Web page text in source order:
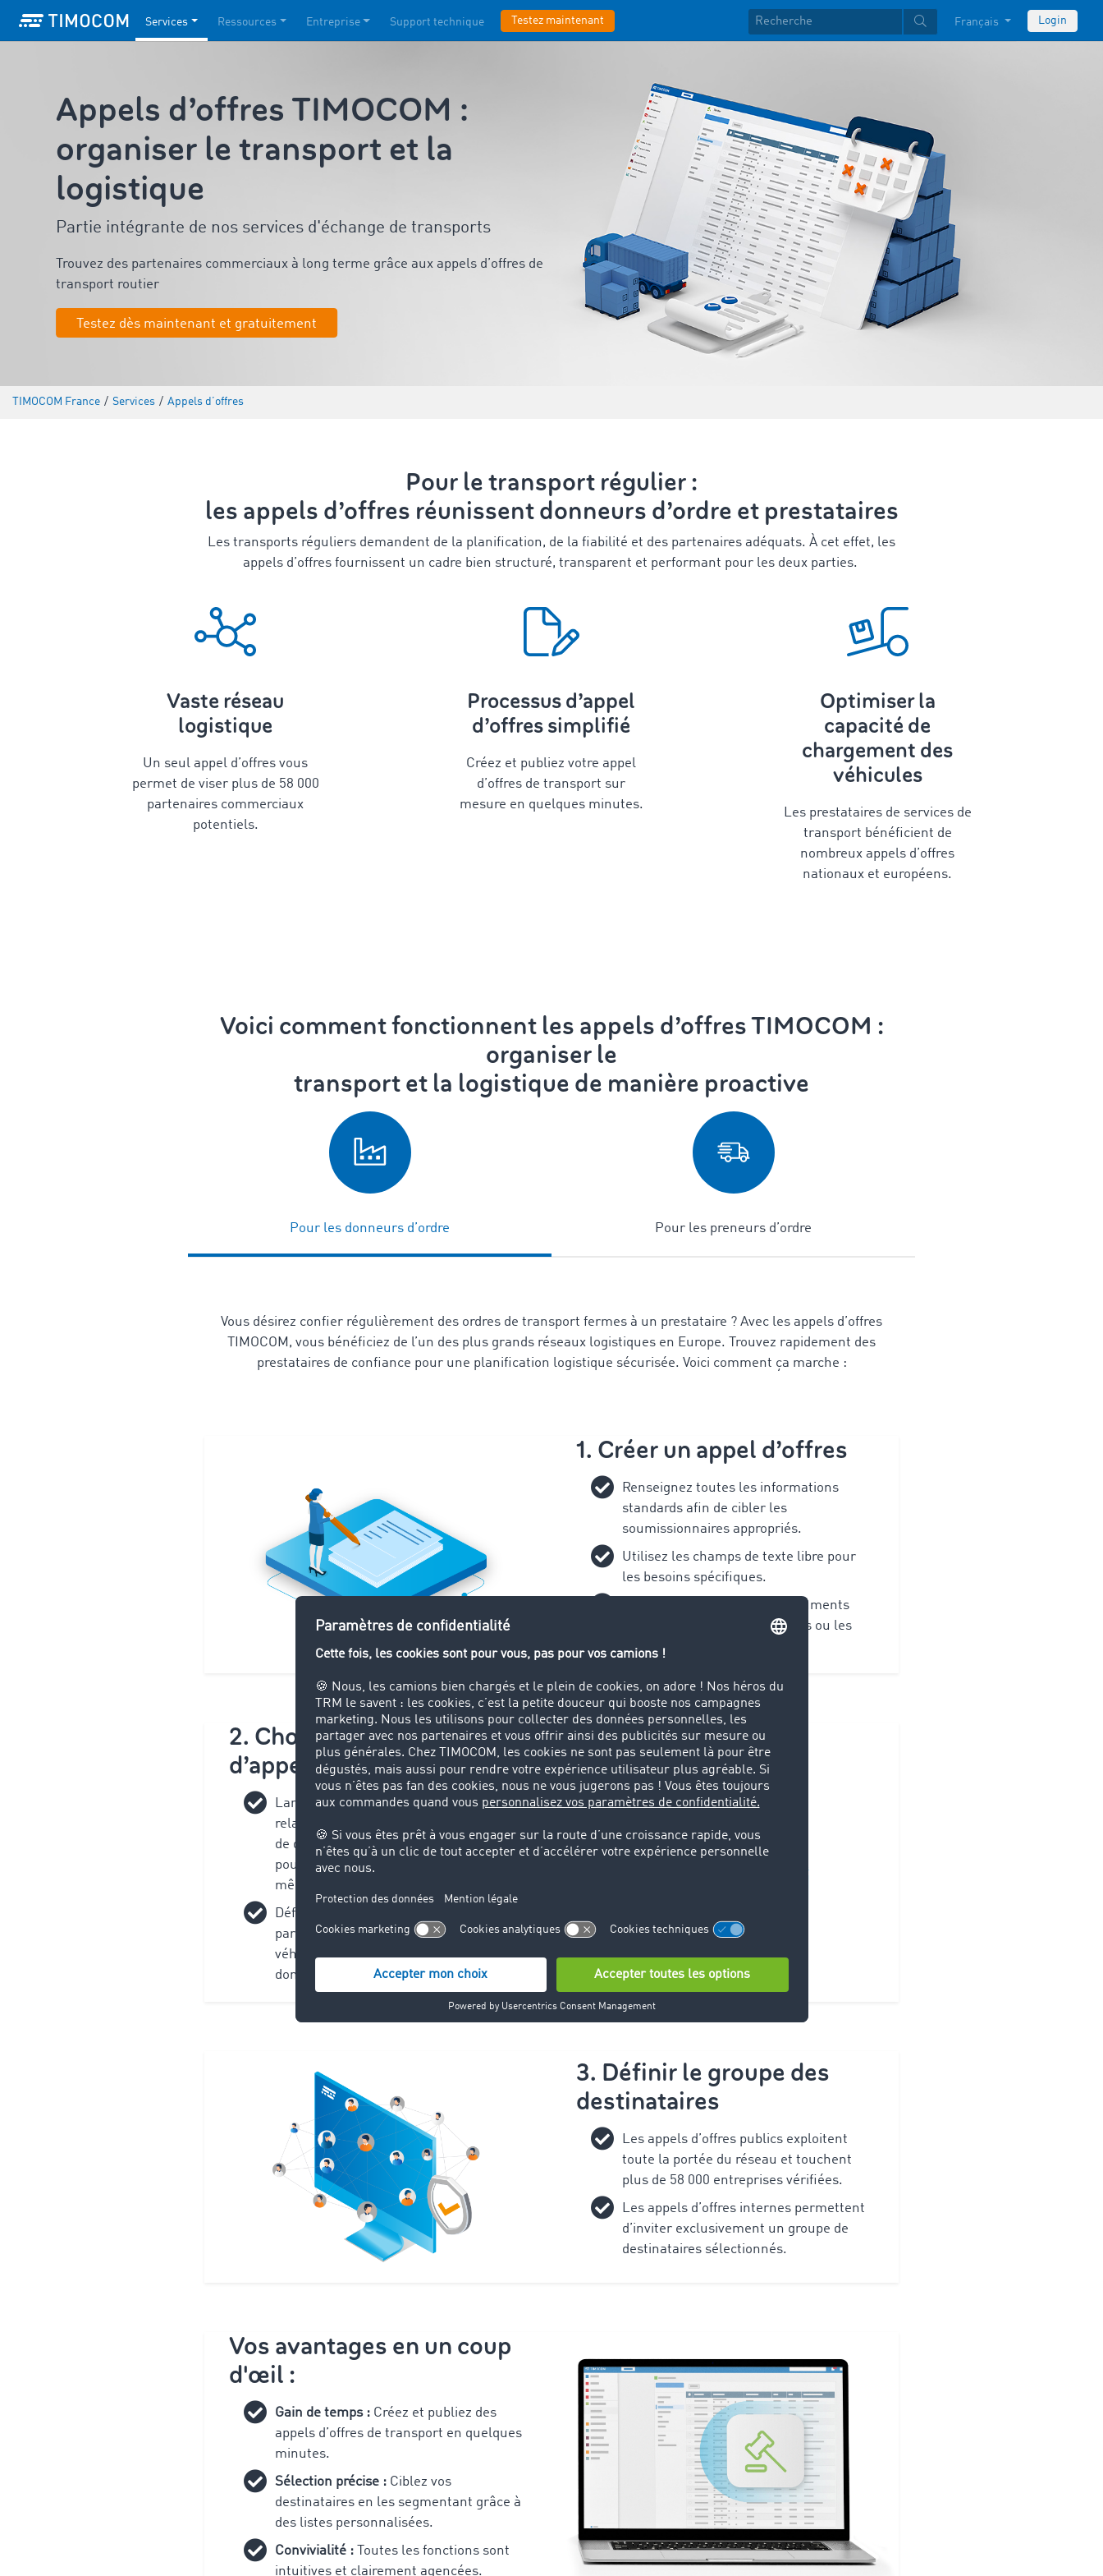
Services Ressources Entreprise Support technique Testez maintenant Français Login
Appels d’offres TIMOCOM :
organiser le transport et la
logistique
Partie intégrante de nos services d'échange de transports
Trouvez des partenaires commerciaux à long terme grâce aux appels d’offres de
transport routier
Testez dès maintenant et gratuitement
TIMOCOM France / Services / Appels d’offres
Pour le transport régulier :
les appels d’offres réunissent donneurs d’ordre et prestataires
Les transports réguliers demandent de la planification, de la fiabilité et des partenaires adéquats. À cet effet, les
appels d’offres fournissent un cadre bien structuré, transparent et performant pour les deux parties.
Vaste réseau
logistique
Un seul appel d’offres vous
permet de viser plus de 58 000
partenaires commerciaux
potentiels.
Processus d’appel
d’offres simplifié
Créez et publiez votre appel
d’offres de transport sur
mesure en quelques minutes.
Optimiser la
capacité de
chargement des
véhicules
Les prestataires de services de
transport bénéficient de
nombreux appels d’offres
nationaux et européens.
Voici comment fonctionnent les appels d’offres TIMOCOM :
organiser le
transport et la logistique de manière proactive
Pour les donneurs d’ordre Pour les preneurs d’ordre
Vous désirez confier régulièrement des ordres de transport fermes à un prestataire ? Avec les appels d’offres
TIMOCOM, vous bénéficiez de l’un des plus grands réseaux logistiques en Europe. Trouvez rapidement des
prestataires de confiance pour une planification logistique sécurisée. Voici comment ça marche :
1. Créer un appel d’offres
Renseignez toutes les informations
standards afin de cibler les
soumissionnaires appropriés.
Utilisez les champs de texte libre pour
les besoins spécifiques.
Si nécessaire, joignez des documents
préétablis, comme les contrats ou les
spécifications.
2. Choisissez le type
d’appel d’offres
Lancer un appel d’offres pour des
relations de transport : lorsque les lieux
de départ et d’arrivée sont connus, vous
pouvez saisir jusqu’à 20 relations en
même temps.
Définir un domaine d’application
particulier : idéal si vous avez besoin de
véhicules pour des missions spécifiques
dont vous assurez la gestion.
3. Définir le groupe des
destinataires
Les appels d’offres publics exploitent
toute la portée du réseau et touchent
plus de 58 000 entreprises vérifiées.
Les appels d’offres internes permettent
d’inviter exclusivement un groupe de
destinataires sélectionnés.
Vos avantages en un coup
d'œil :
Gain de temps : Créez et publiez des
appels d’offres de transport en quelques
minutes.
Sélection précise : Ciblez vos
destinataires en les segmentant grâce à
des listes personnalisées.
Convivialité : Toutes les fonctions sont
intuitives et clairement agencées.